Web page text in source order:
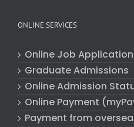
ONLINE SERVICES
Online Job Application
Graduate Admissions
Online Admission
Online Payment
Payment from oversea